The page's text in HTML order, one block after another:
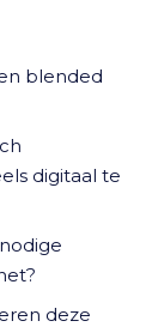
blended
digitaal te
deze